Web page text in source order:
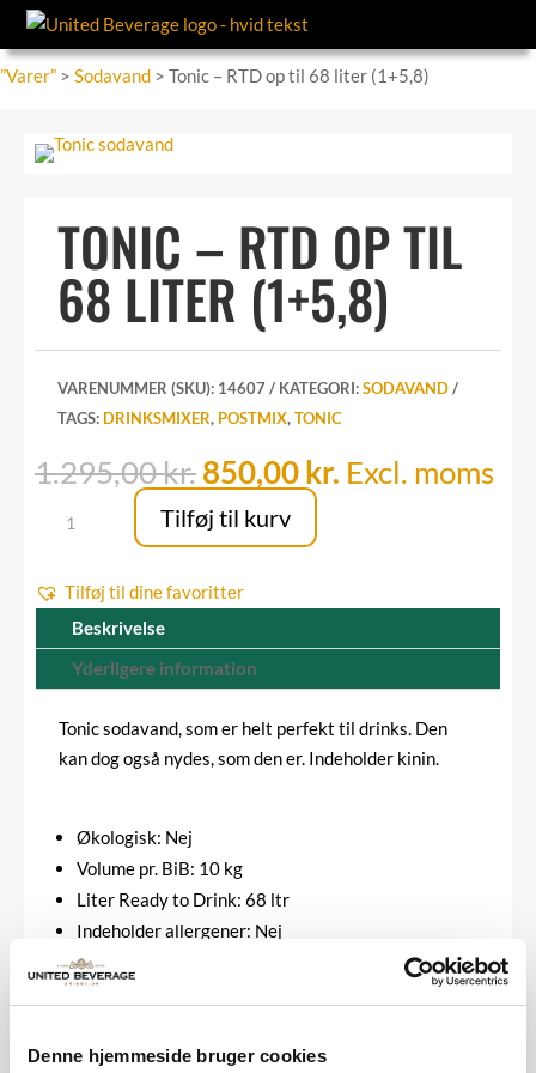
Denne hjemmeside bruger cookies
”Varer” > Sodavand > Tonic – RTD op til 68 liter (1+5,8)
TONIC – RTD OP TIL
68 LITER (1+5,8)
VARENUMMER (SKU): 14607 KATEGORI:SODAVAND
TAGS: DRINKSMIXER, POSTMIX,TONIC
1.295,00kr.Den
oprindelige
pris
var:
1.295,00 kr..
850,00kr.Den
Excl. moms
op
68
Tilføj til kurv
Tilføj til dine favoritter
Beskrivelse
Yderligere information
Tonic sodavand, som er helt perfekt til drinks. Den
kan dog også nydes, som den er. Indeholder kinin.
Økologisk: Nej
Volume pr. BiB: 10 kg
Liter Ready to Drink: 68 ltr
Indeholder allergener: Nej
Indeholder sødestoffer: Nej
Indeholder vitaminer: Nej
Blandingsforhold: 1+5,8